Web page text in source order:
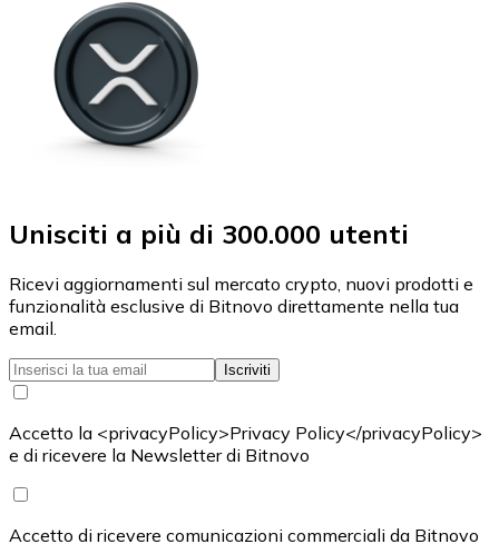
Unisciti a più di 300.000 utenti
Ricevi aggiornamenti sul mercato crypto, nuovi prodotti e
funzionalità esclusive di Bitnovo direttamente nella tua
email.
Iscriviti
Accetto la <privacyPolicy>Privacy Policy</privacyPolicy>
e di ricevere la Newsletter di Bitnovo
Accetto di ricevere comunicazioni commerciali da Bitnovo